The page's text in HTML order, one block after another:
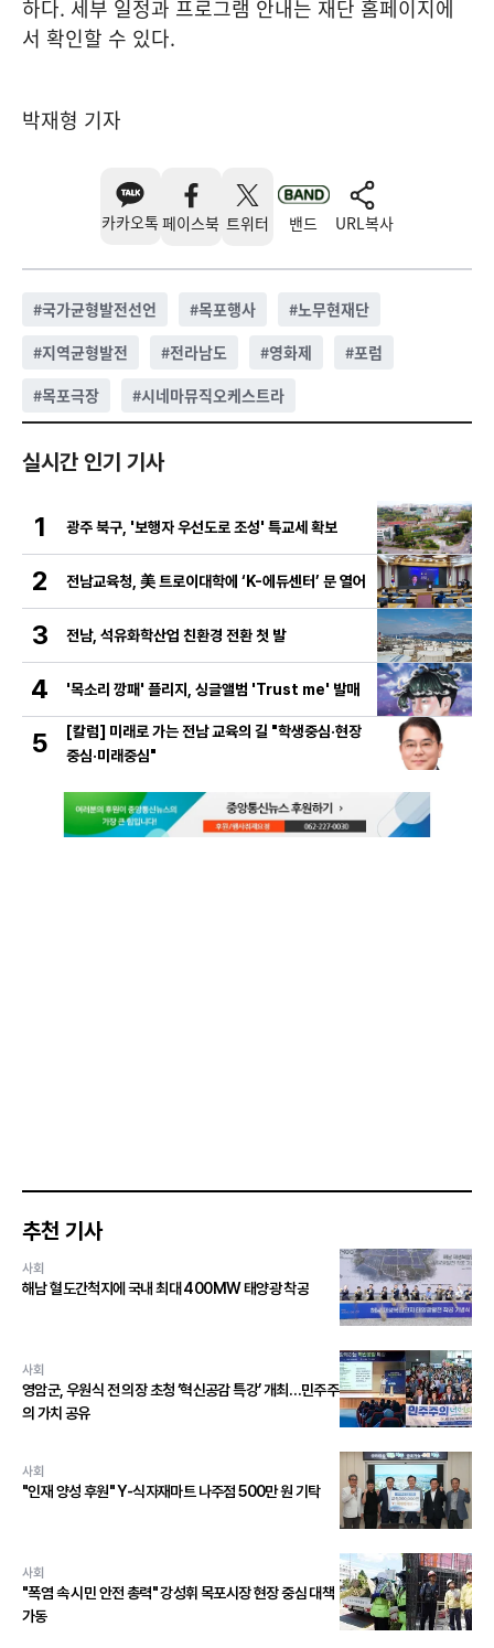
하다. 세부 일정과 프로그램 안내는 재단 홈페이지에
서 확인할 수 있다.
박재형 기자
카카오톡 페이스북 트위터 밴드 URL복사
#국가균형발전선언 #목포행사 #노무현재단
#지역균형발전 #전라남도 #영화제 #포럼
#목포극장 #시네마뮤직오케스트라
실시간 인기 기사
1 광주 북구, '보행자 우선도로 조성' 특교세 확보
2 전남교육청, 美 트로이대학에 ‘K-에듀센터’ 문 열어
3 전남, 석유화학산업 친환경 전환 첫 발
4 '목소리 깡패' 플리지, 싱글앨범 'Trust me' 발매
5
[칼럼] 미래로 가는 전남 교육의 길 "학생중심·현장
중심·미래중심"
추천 기사
사회
해남 혈도간척지에 국내 최대 400MW 태양광 착공
사회
영암군, 우원식 전 의장 초청 ‘혁신공감 특강’ 개최…민주주
의 가치 공유
사회
"인재 양성 후원" Y-식자재마트 나주점 500만 원 기탁
사회
"폭염 속 시민 안전 총력" 강성휘 목포시장 현장 중심 대책
가동